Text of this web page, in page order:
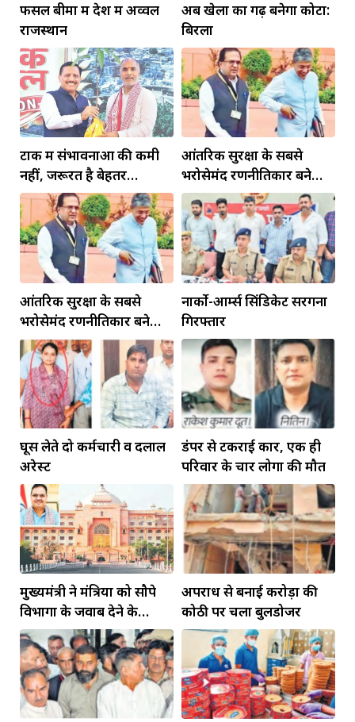
फसल बीमा में देश में अव्वल
राजस्थान
अब खेलों का गढ़ बनेगा कोटा:
बिरला
टोंक में संभावनाओं की कमी
नहीं, जरूरत है बेहतर
इंफ्रास्ट्रक्चर की
आंतरिक सुरक्षा के सबसे
भरोसेमंद रणनीतिकार बने
रहेंगे गोविंद मोहन
आंतरिक सुरक्षा के सबसे
भरोसेमंद रणनीतिकार बने
रहेंगे गोविंद मोहन
नार्को-आर्म्स सिंडिकेट सरगना
गिरफ्तार
घूस लेते दो कर्मचारी व दलाल
अरेस्ट
डंपर से टकराई कार, एक ही
परिवार के चार लोगों की मौत
मुख्यमंत्री ने मंत्रियों को सौपे
विभागों के जवाब देने के
दायित्व
अपराध से बनाई करोड़ों की
कोठी पर चला बुलडोजर